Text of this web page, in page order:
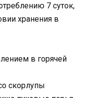
7 суток,
хранения в
в горячей
скорлупы